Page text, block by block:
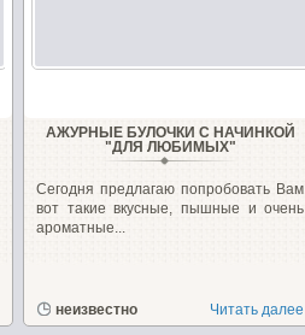
АЖУРНЫЕ БУЛОЧКИ С НАЧИНКОЙ
"ДЛЯ ЛЮБИМЫХ"
Сегодня предлагаю попробовать Вам
вот такие вкусные, пышные и очень
ароматные...
неизвестно Читать далее